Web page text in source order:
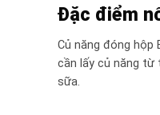
Đặc điểm
Củ năng đóng hộp
cần lấy củ năng từ
sữa.